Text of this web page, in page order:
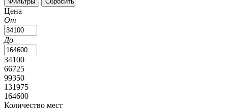
Цена
От
До
34100
66725
99350
131975
164600
Количество мест